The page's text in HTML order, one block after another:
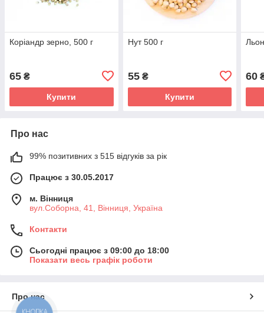
Коріандр зерно, 500 г
65 ₴
Купити
Нут 500 г
55₴
Купити
60
Про нас
99% позитивних з 515 відгуків за рік
Працює з 30.05.2017
м. Вінниця
вул.Соборна, 41, Вінниця, Україна
Контакти
Сьогодні працює з 09:00 до 18:00
Показати весь графік роботи
Про нас